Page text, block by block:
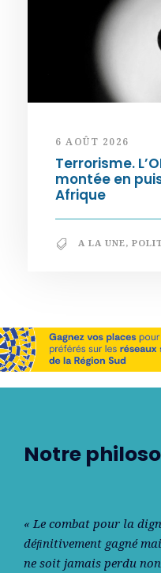
6 AOÛT 2026
Terrorisme.
montée en
Afrique
A LA UNE,
Notre
« Le combat pour la
déﬁnitivement gagné
ne soit jamais perdu